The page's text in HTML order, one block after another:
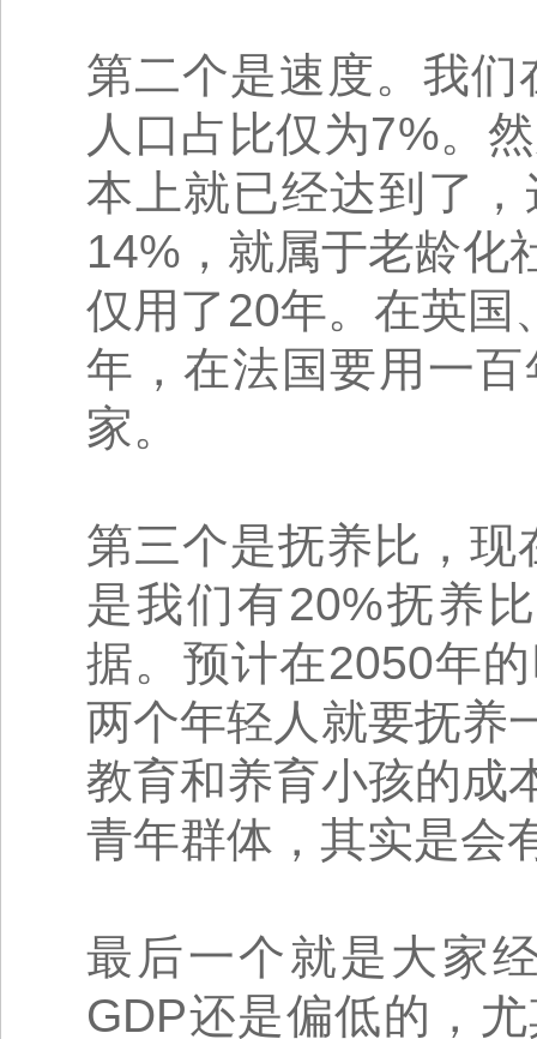
第二个是速度。我
人口占比仅为7%。
本上就已经达到了
14%，就属于老龄化
仅用了20年。在英国
年，在法国要用一
家。
第三个是抚养比，
是我们有20%抚养
据。预计在2050年
两个年轻人就要抚养
教育和养育小孩的成
青年群体，其实是会
最后一个就是大家
GDP还是偏低的，